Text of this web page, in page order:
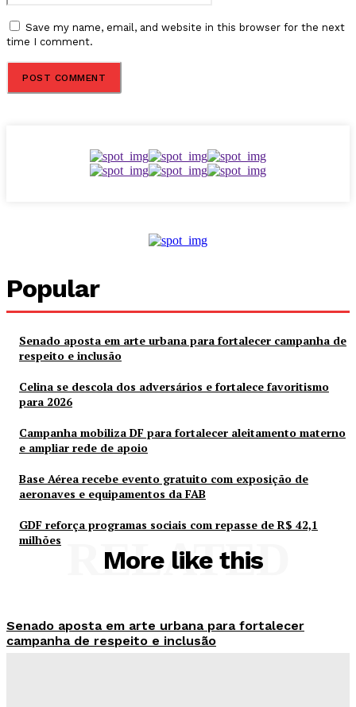
Save my name, email, and website in this browser for the next
time I comment.
Popular
Senado aposta em arte urbana para fortalecer campanha de
respeito e inclusão
Celina se descola dos adversários e fortalece favoritismo
para 2026
Campanha mobiliza DF para fortalecer aleitamento materno
e ampliar rede de apoio
Base Aérea recebe evento gratuito com exposição de
aeronaves e equipamentos da FAB
GDF reforça programas sociais com repasse de R$ 42,1
milhões
More like this
RELATED
Senado aposta em arte urbana para fortalecer
campanha de respeito e inclusão